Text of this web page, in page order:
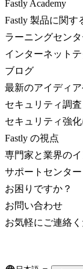
Fastly Academy
Fastly 製品に関す
ラーニングセン
インターネット
ブログ
最新のアイディ
セキュリティ調査
セキュリティ強
Fastly の視点
専門家と業界の
サポートセンター
お困りですか？
お問い合わせ
お気軽にご連絡